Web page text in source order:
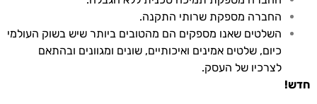
החברה מספקת שרותי התקנה.
השלטים שאנו מספקים הם מהטובים ביותר שיש בשוק העולמי
כיום, שלטים אמינים ואיכותיים, שונים ומגוונים ובהתאם
לצרכיו של העסק.
חדש!